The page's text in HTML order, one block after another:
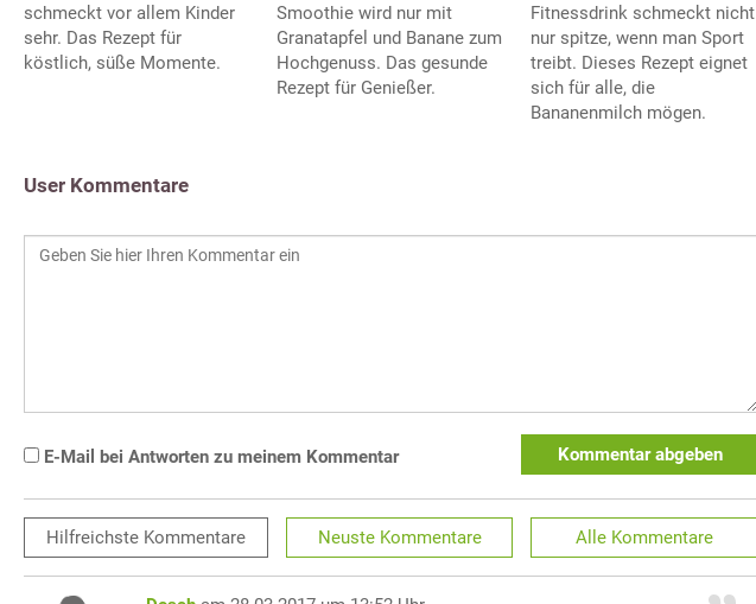
schmeckt vor allem Kinder
sehr. Das Rezept für
köstlich, süße Momente.
Smoothie wird nur mit
Granatapfel und Banane zum
Hochgenuss. Das gesunde
Rezept für Genießer.
Fitnessdrink schmeckt nicht
nur spitze, wenn man Sport
treibt. Dieses Rezept eignet
sich für alle, die
Bananenmilch mögen.
User Kommentare
E-Mail bei Antworten zu meinem Kommentar Kommentar abgeben
Hilfreichste Kommentare Neuste Kommentare Alle Kommentare